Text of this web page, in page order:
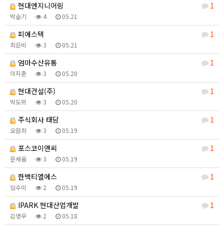
1
현대엔지니어링
박슬기 4 05.21
1
피에스텍
최은비 3 05.21
1
엄마수산유통
이지훈 3 05.20
1
현대건설(주)
박도위 3 05.20
1
주식회사 태담
오원희 3 05.19
1
포스코이앤씨
문세움 3 05.19
1
한백티엘에스
임수미 2 05.19
1
IPARK 현대산업개발
김영우 2 05.18